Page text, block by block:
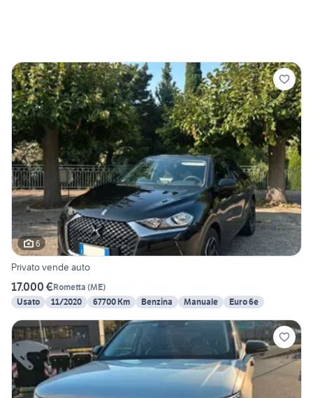
6
Privato vende auto
17.000 €Rometta (ME)
Usato
11/2020 67700 Km Benzina Manuale Euro 6e